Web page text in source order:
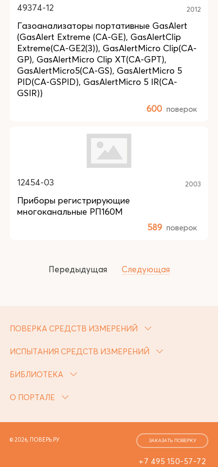
49374-12 2012
Газоанализаторы портативные GasAlert
(GasAlert Extreme (CA-GE), GasAlertClip
Extreme(CA-GE2(3)), GasAlertMicro Clip(CA-
GP), GasAlertMicro Clip XT(CA-GPT),
GasAlertMicro5(CA-GS), GasAlertMicro 5
PID(CA-GSPID), GasAlertMicro 5 IR(CA-
GSIR))
600 поверок
12454-03 2003
Приборы регистрирующие
многоканальные РП160М
589 поверок
Передыдущая Следующая
ПОВЕРКА СРЕДСТВ ИЗМЕРЕНИЙ
ИСПЫТАНИЯ СРЕДСТВ ИЗМЕРЕНИЙ
БИБЛИОТЕКА
О ПОРТАЛЕ
© 2026, ПОВЕРЬ.РУ
+7 495 150-57-72
ЗАКАЗАТЬ ПОВЕРКУ